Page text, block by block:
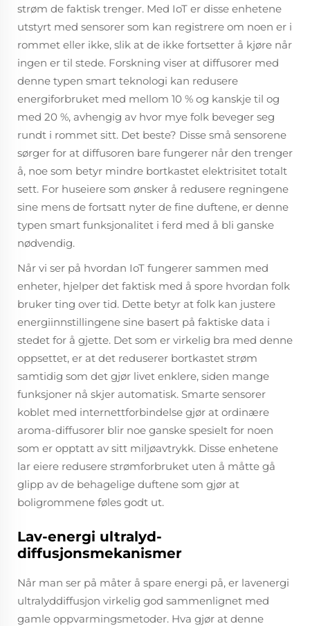
strøm de faktisk trenger. Med IoT er disse enhetene
utstyrt med sensorer som kan registrere om noen er i
rommet eller ikke, slik at de ikke fortsetter å kjøre når
ingen er til stede. Forskning viser at diffusorer med
denne typen smart teknologi kan redusere
energiforbruket med mellom 10 % og kanskje til og
med 20 %, avhengig av hvor mye folk beveger seg
rundt i rommet sitt. Det beste? Disse små sensorene
sørger for at diffusoren bare fungerer når den trenger
å, noe som betyr mindre bortkastet elektrisitet totalt
sett. For huseiere som ønsker å redusere regningene
sine mens de fortsatt nyter de fine duftene, er denne
typen smart funksjonalitet i ferd med å bli ganske
nødvendig.
Når vi ser på hvordan IoT fungerer sammen med
enheter, hjelper det faktisk med å spore hvordan folk
bruker ting over tid. Dette betyr at folk kan justere
energiinnstillingene sine basert på faktiske data i
stedet for å gjette. Det som er virkelig bra med denne
oppsettet, er at det reduserer bortkastet strøm
samtidig som det gjør livet enklere, siden mange
funksjoner nå skjer automatisk. Smarte sensorer
koblet med internettforbindelse gjør at ordinære
aroma-diffusorer blir noe ganske spesielt for noen
som er opptatt av sitt miljøavtrykk. Disse enhetene
lar eiere redusere strømforbruket uten å måtte gå
glipp av de behagelige duftene som gjør at
boligrommene føles godt ut.
Lav-energi ultralyd-
diffusjonsmekanismer
Når man ser på måter å spare energi på, er lavenergi
ultralyddiffusjon virkelig god sammenlignet med
gamle oppvarmingsmetoder. Hva gjør at denne